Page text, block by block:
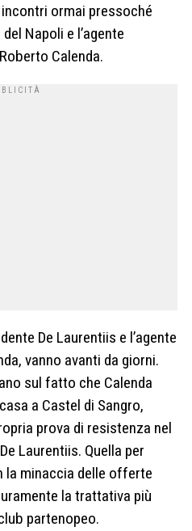
ormai pressoché
Napoli e l’agente
Calenda.
De Laurentiis e l’agente
vanno avanti da giorni.
sul fatto che Calenda
a Castel di Sangro,
prova di resistenza nel
Laurentiis. Quella per
la minaccia delle offerte
la trattativa più
partenopeo.